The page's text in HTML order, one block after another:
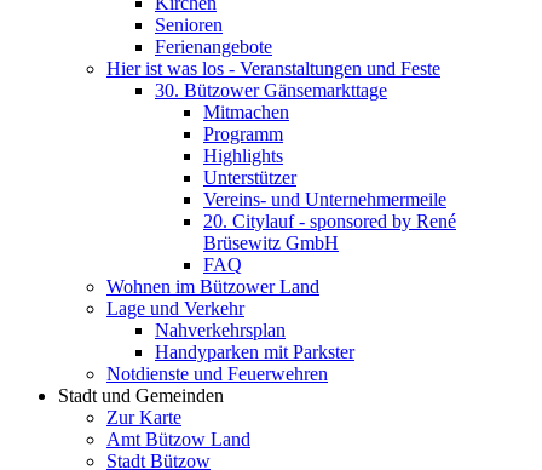
Senioren
Ferienangebote
Hier ist was los - Veranstaltungen und Feste
30. Bützower Gänsemarkttage
Mitmachen
Programm
Highlights
Unterstützer
Vereins- und Unternehmermeile
20. Citylauf - sponsored by René
Brüsewitz GmbH
FAQ
Wohnen im Bützower Land
Lage und Verkehr
Nahverkehrsplan
Handyparken mit Parkster
Notdienste und Feuerwehren
Stadt und Gemeinden
Zur Karte
Amt Bützow Land
Stadt Bützow